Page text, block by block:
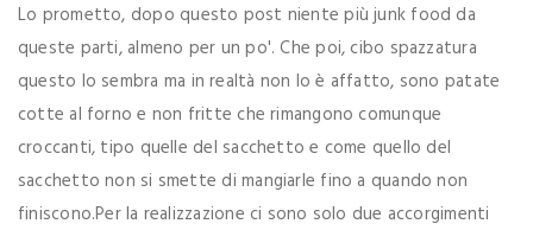
Lo prometto, dopo questo post niente più junk food da
queste parti, almeno per un po'. Che poi, cibo spazzatura
questo lo sembra ma in realtà non lo è affatto, sono patate
cotte al forno e non fritte che rimangono comunque
croccanti, tipo quelle del sacchetto e come quello del
sacchetto non si smette di mangiarle fino a quando non
finiscono.Per la realizzazione ci sono solo due accorgimenti